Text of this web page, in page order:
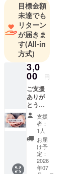
目標金額
未達でも
リターン
が届きま
す(All-in
方式)
3,0
00 円
ご支援
ありが
とうご
ざいま
す！御
礼のお
手紙
支援
者：
1人
お届
け予
定：
2026
年07